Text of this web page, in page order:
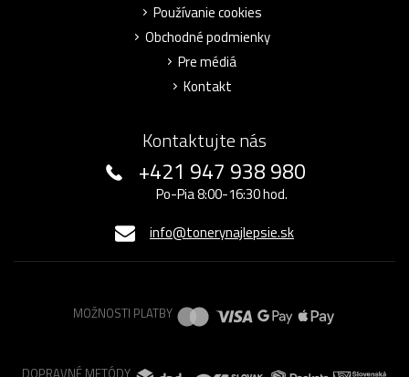
Používanie cookies
Obchodné podmienky
Pre médiá
Kontakt
Kontaktujte nás
+421 947 938 980
Po-Pia 8:00-16:30 hod.
info@tonerynajlepsie.sk
MOŽNOSTI PLATBY
DOPRAVNÉ METÓDY